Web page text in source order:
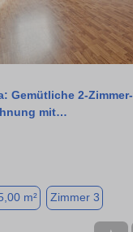
Gemütliche 2-Zimmer-
mit…
m² Zimmer 3